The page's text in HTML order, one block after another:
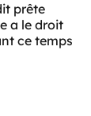
prête
a le droit
ce temps